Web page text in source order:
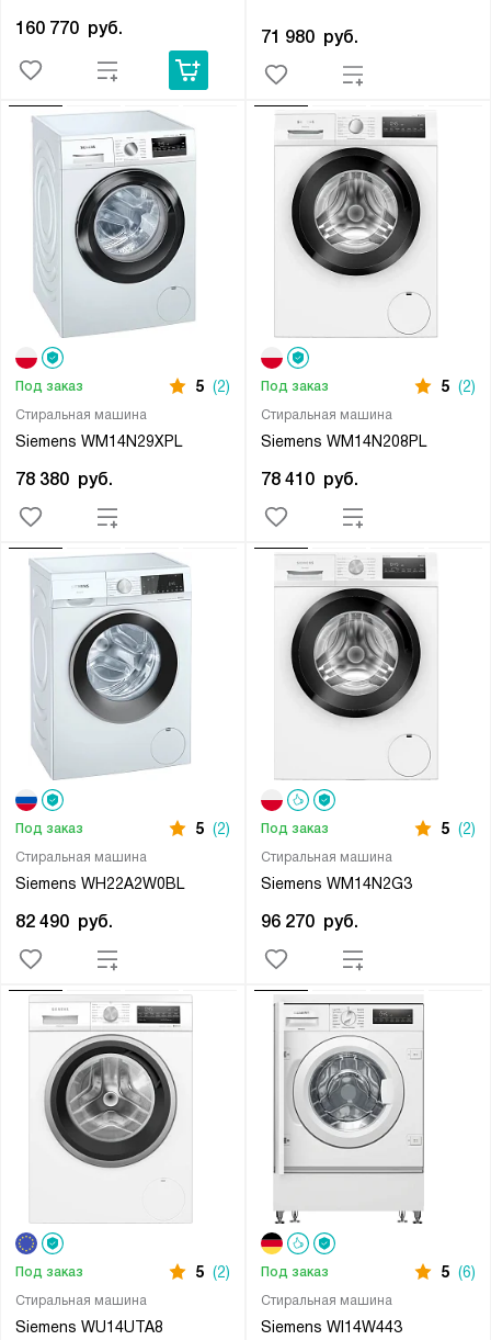
160 770 руб. 71 980 руб.
Стиральная машина
Siemens WM14N29XPL
Под заказ 5 (2)
78 380 руб.
Стиральная машина
Siemens WM14N208PL
Под заказ 5 (2)
78 410 руб.
Стиральная машина
Siemens WH22A2W0BL
Под заказ 5 (2)
82 490 руб.
Стиральная машина
Siemens WM14N2G3
Под заказ 5 (2)
96 270 руб.
Стиральная машина
Siemens WU14UTA8
Под заказ 5 (2)
Стиральная машина
Siemens WI14W443
Под заказ 5 (6)